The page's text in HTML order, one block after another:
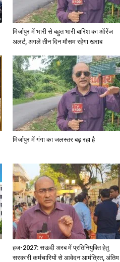
मिर्जापुर में भारी से बहुत भारी बारिश का ऑरेंज
अलर्ट, अगले तीन दिन मौसम रहेगा खराब
मिर्जापुर में गंगा का जलस्तर बढ़ रहा है
हज-2027: सऊदी अरब में प्रतिनियुक्ति हेतु
सरकारी कर्मचारियों से आवेदन आमंत्रित, अंतिम